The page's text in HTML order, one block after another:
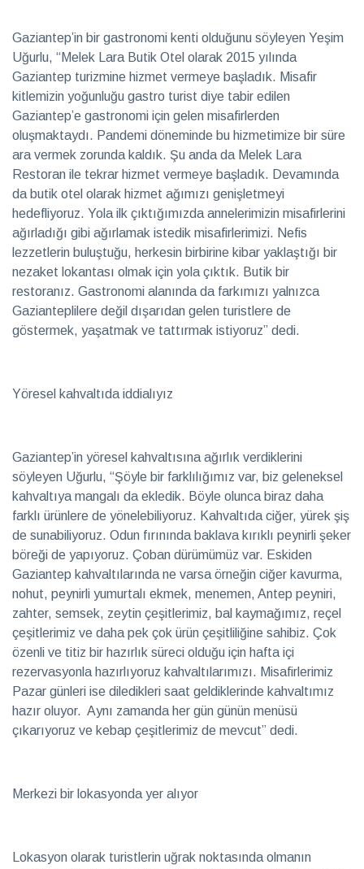
Farklı
kültürleri
keşfetmeyi
seviyorum
28 Temmuz
2026
Soru
Cevap
Gaziantep’in bir gastronomi kenti olduğunu söyleyen Yeşim
Uğurlu, “Melek Lara Butik Otel olarak 2015 yılında
Gaziantep turizmine hizmet vermeye başladık. Misafir
kitlemizin yoğunluğu gastro turist diye tabir edilen
Gaziantep’e gastronomi için gelen misafirlerden
oluşmaktaydı. Pandemi döneminde bu hizmetimize bir süre
ara vermek zorunda kaldık. Şu anda da Melek Lara
Restoran ile tekrar hizmet vermeye başladık. Devamında
da butik otel olarak hizmet ağımızı genişletmeyi
hedefliyoruz. Yola ilk çıktığımızda annelerimizin misafirlerini
ağırladığı gibi ağırlamak istedik misafirlerimizi. Nefis
lezzetlerin buluştuğu, herkesin birbirine kibar yaklaştığı bir
nezaket lokantası olmak için yola çıktık. Butik bir
restoranız. Gastronomi alanında da farkımızı yalnızca
Gazianteplilere değil dışarıdan gelen turistlere de
göstermek, yaşatmak ve tattırmak istiyoruz” dedi.
Yöresel kahvaltıda iddialıyız
Gaziantep’in yöresel kahvaltısına ağırlık verdiklerini
söyleyen Uğurlu, “Şöyle bir farklılığımız var, biz geleneksel
kahvaltıya mangalı da ekledik. Böyle olunca biraz daha
farklı ürünlere de yönelebiliyoruz. Kahvaltıda ciğer, yürek şiş
de sunabiliyoruz. Odun fırınında baklava kırıklı peynirli şeker
böreği de yapıyoruz. Çoban dürümümüz var. Eskiden
Gaziantep kahvaltılarında ne varsa örneğin ciğer kavurma,
nohut, peynirli yumurtalı ekmek, menemen, Antep peyniri,
zahter, semsek, zeytin çeşitlerimiz, bal kaymağımız, reçel
çeşitlerimiz ve daha pek çok ürün çeşitliliğine sahibiz. Çok
özenli ve titiz bir hazırlık süreci olduğu için hafta içi
rezervasyonla hazırlıyoruz kahvaltılarımızı. Misafirlerimiz
Pazar günleri ise diledikleri saat geldiklerinde kahvaltımız
hazır oluyor. Aynı zamanda her gün günün menüsü
çıkarıyoruz ve kebap çeşitlerimiz de mevcut” dedi.
Merkezi bir lokasyonda yer alıyor
Lokasyon olarak turistlerin uğrak noktasında olmanın